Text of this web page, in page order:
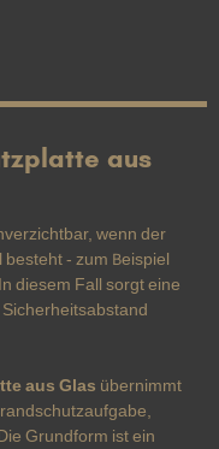
aus
wenn der
- zum Beispiel
diesem Fall sorgt eine
aus Glas übernimmt
Grundform ist ein